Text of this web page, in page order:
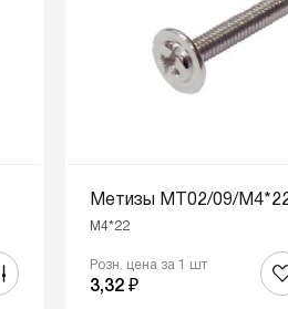
Метизы MT02/09/
M4*22
Розн. цена за 1 шт
3,32 ₽